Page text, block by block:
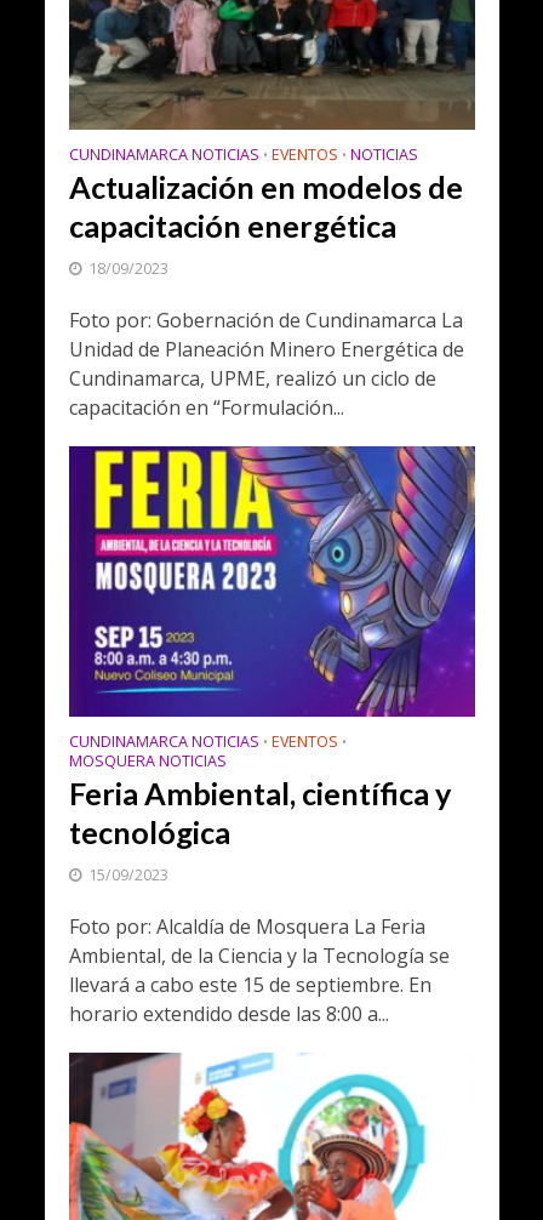
CUNDINAMARCA NOTICIAS • EVENTOS • NOTICIAS
Actualización en modelos de
capacitación energética
18/09/2023
Foto por: Gobernación de Cundinamarca La
Unidad de Planeación Minero Energética de
Cundinamarca, UPME, realizó un ciclo de
capacitación en “Formulación...
CUNDINAMARCA NOTICIAS • EVENTOS •
MOSQUERA NOTICIAS
Feria Ambiental, científica y
tecnológica
15/09/2023
Foto por: Alcaldía de Mosquera La Feria
Ambiental, de la Ciencia y la Tecnología se
llevará a cabo este 15 de septiembre. En
horario extendido desde las 8:00 a...